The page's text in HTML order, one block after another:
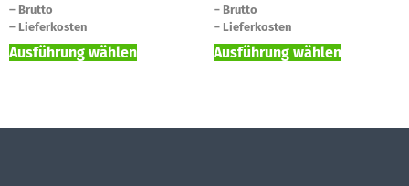
– Brutto
– Lieferkosten
Ausführung wählen
– Brutto
– Lieferkosten
Ausführung wählen